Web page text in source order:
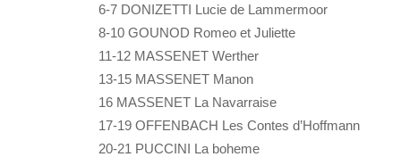
6-7 DONIZETTI Lucie de Lammermoor
8-10 GOUNOD Romeo et Juliette
11-12 MASSENET Werther
13-15 MASSENET Manon
16 MASSENET La Navarraise
17-19 OFFENBACH Les Contes d’Hoffmann
20-21 PUCCINI La boheme